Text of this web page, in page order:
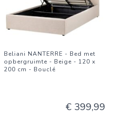
Beliani NANTERRE - Bed met
opbergruimte - Beige - 120 x
200 cm - Bouclé
€ 399,99